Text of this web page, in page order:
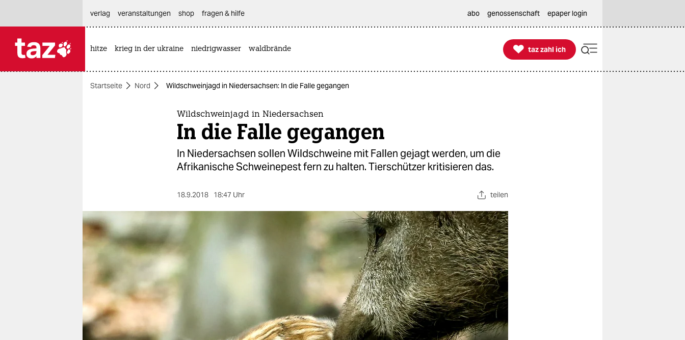
themen
berlin
nord
wahrheit
verlag
verlag
verlag
veranstaltungen shop fragen & hilfe abo genossenschaft epaper login
hitze krieg in der ukraine niedrigwasser waldbrände 
taz zahl ich
taz zahl ich
Startseite Nord Wildschweinjagd in Niedersachsen: In die Falle gegangen
Wildschweinjagd in Niedersachsen
In die Falle gegangen
In Niedersachsen sollen Wildschweine mit Fallen gejagt werden, um die
Afrikanische Schweinepest fern zu halten. Tierschützer kritisieren das.
18.9.2018 18:47 Uhr teilen